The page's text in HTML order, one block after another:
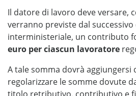
Il datore di lavoro deve versare,
verranno previste dal
interministeriale, un contributo
euro per ciascun lavoratore
A tale somma dovrà aggiungersi
regolarizzare le somme dovute